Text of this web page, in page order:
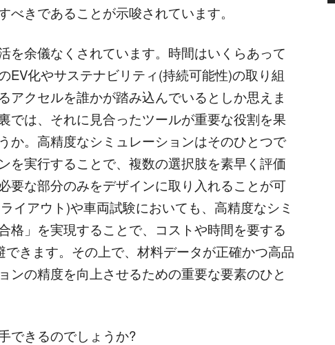
きであることが示唆されています。
を余儀なくされています。時間はいくらあって
EV化やサステナビリティ(持続可能性)の取り組
アクセルを誰かが踏み込んでいるとしか思えま
では、それに見合ったツールが重要な役割を果
か。高精度なシミュレーションはそのひとつで
を実行することで、複数の選択肢を素早く評価
要な部分のみをデザインに取り入れることが可
イアウト)や車両試験においても、高精度なシミ
格」を実現することで、コストや時間を要する
できます。その上で、材料データが正確かつ高品
ンの精度を向上させるための重要な要素のひと
できるのでしょうか?